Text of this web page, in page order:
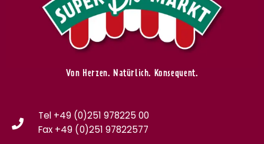
Von Herzen. Natürlich. Konsequent.
Tel +49 (0)251 978225 00
Fax +49 (0)251 97822577